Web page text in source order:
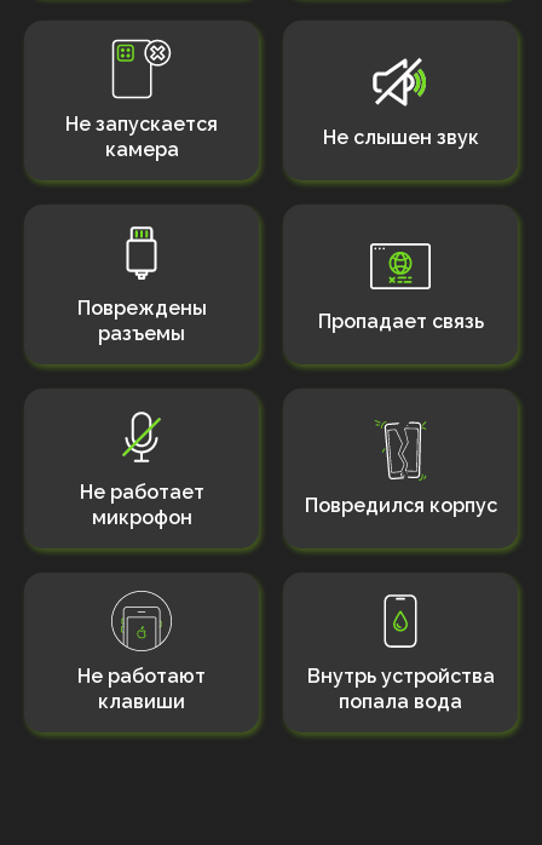
Не запускается
камера
Не слышен звук
Повреждены
разъемы
Пропадает связь
Не работает
микрофон
Повредился корпус
Не работают
клавиши
Внутрь устройства
попала вода